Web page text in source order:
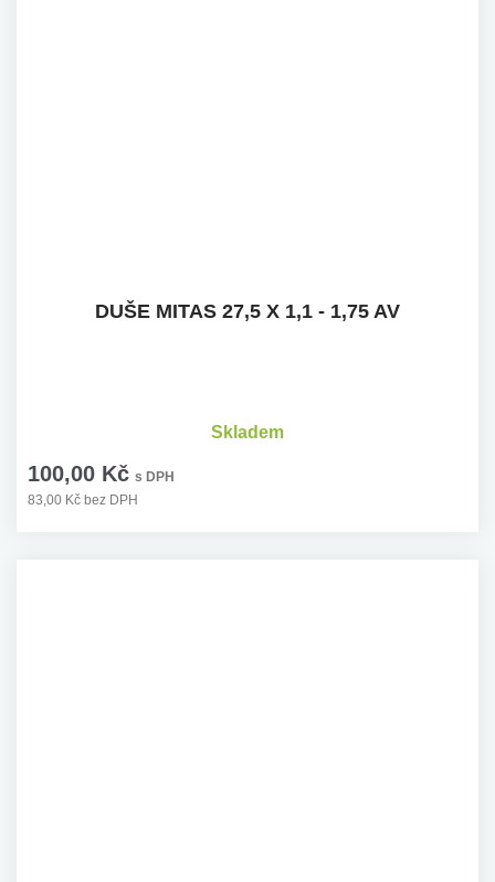
DUŠE MITAS 27,5 X 1,1 - 1,75 AV
100,00 Kč s DPH
83,00 Kč bez DPH
Skladem